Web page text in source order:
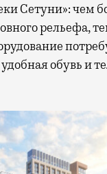
Сетуни»: чем
рельефа,
обувь и